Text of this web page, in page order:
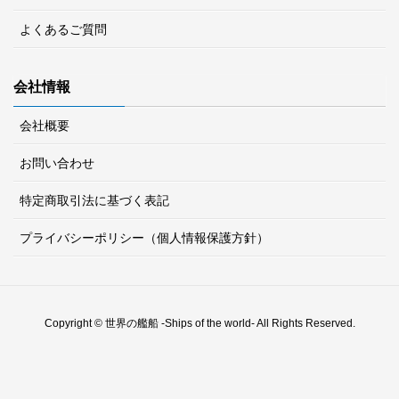
よくあるご質問
会社情報
会社概要
お問い合わせ
特定商取引法に基づく表記
プライバシーポリシー（個人情報保護方針）
Copyright © 世界の艦船 -Ships of the world- All Rights Reserved.